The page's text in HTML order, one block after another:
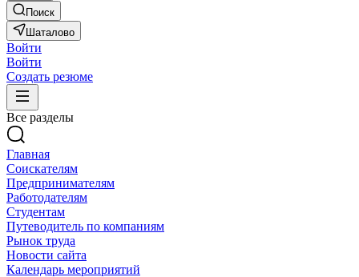
Поиск
Шаталово
Войти
Войти
Создать резюме
Все разделы
Главная
Соискателям
Предпринимателям
Работодателям
Студентам
Путеводитель по компаниям
Рынок труда
Новости сайта
Календарь мероприятий